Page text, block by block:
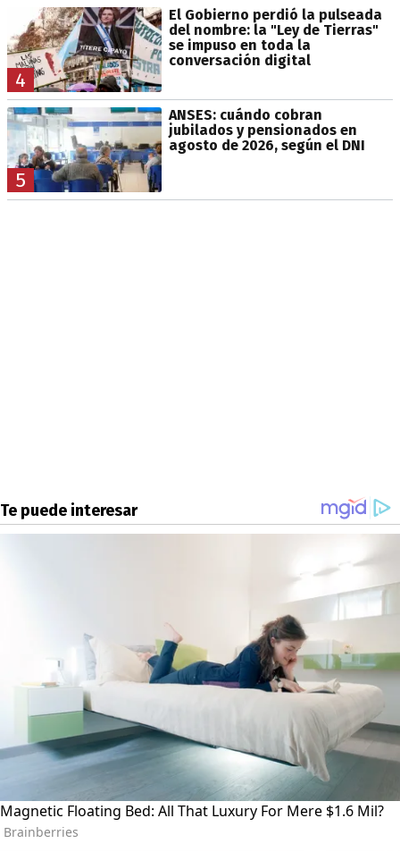
4
El Gobierno perdió la pulseada
del nombre: la "Ley de Tierras"
se impuso en toda la
conversación digital
5
ANSES: cuándo cobran
jubilados y pensionados en
agosto de 2026, según el DNI